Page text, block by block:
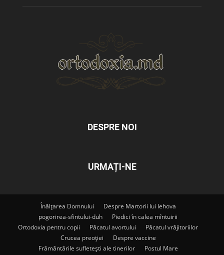
DESPRE NOI
URMAȚI-NE
Înălțarea Domnului
Despre Martorii lui Iehova
pogorirea-sfintului-duh
Piedici în calea mîntuirii
Ortodoxia pentru copii
Păcatul avortului
Păcatul vrăjitoriilor
Crucea preoției
Despre vaccine
Frământările sufletești ale tinerilor
Postul Mare